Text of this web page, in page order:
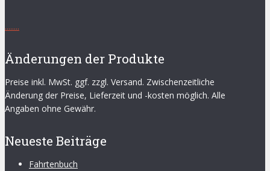
........
Änderungen der Produkte
Preise inkl. MwSt. ggf. zzgl. Versand. Zwischenzeitliche
Änderung der Preise, Lieferzeit und -kosten möglich. Alle
Angaben ohne Gewähr.
Neueste Beiträge
Fahrtenbuch